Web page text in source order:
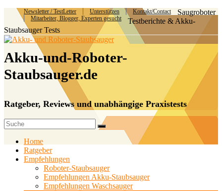
Newsletter / TestLetter Unterstützen
Kontakt/Contact
Mitarbeiter, Blogger, Experten gesucht
Saugroboter
Testberichte & Akku-
Staubsauger Tests
Akku-und-Roboter-
Staubsauger.de
Ratgeber, Reviews und unabhängige Praxistests
Home
Ratgeber
Empfehlungen
Roboter-Staubsauger
Empfehlungen Akku-Staubsauger
Empfehlungen Waschsauger